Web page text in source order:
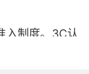
入制度。3C认
设备的法定门